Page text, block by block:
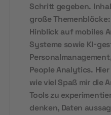
Schritt gegeben.
große
Hinblick auf mobiles
Systeme sowie KI-
People Analytics.
wie viel Spaß mir die
Tools zu
denken, Daten